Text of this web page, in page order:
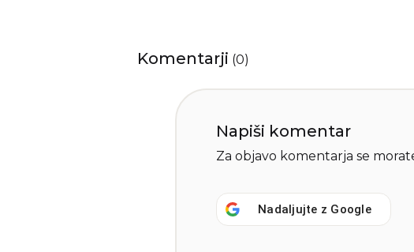
Komentarji (0)
Napiši komentar
Za objavo komentarja se
Nadaljujte z Google